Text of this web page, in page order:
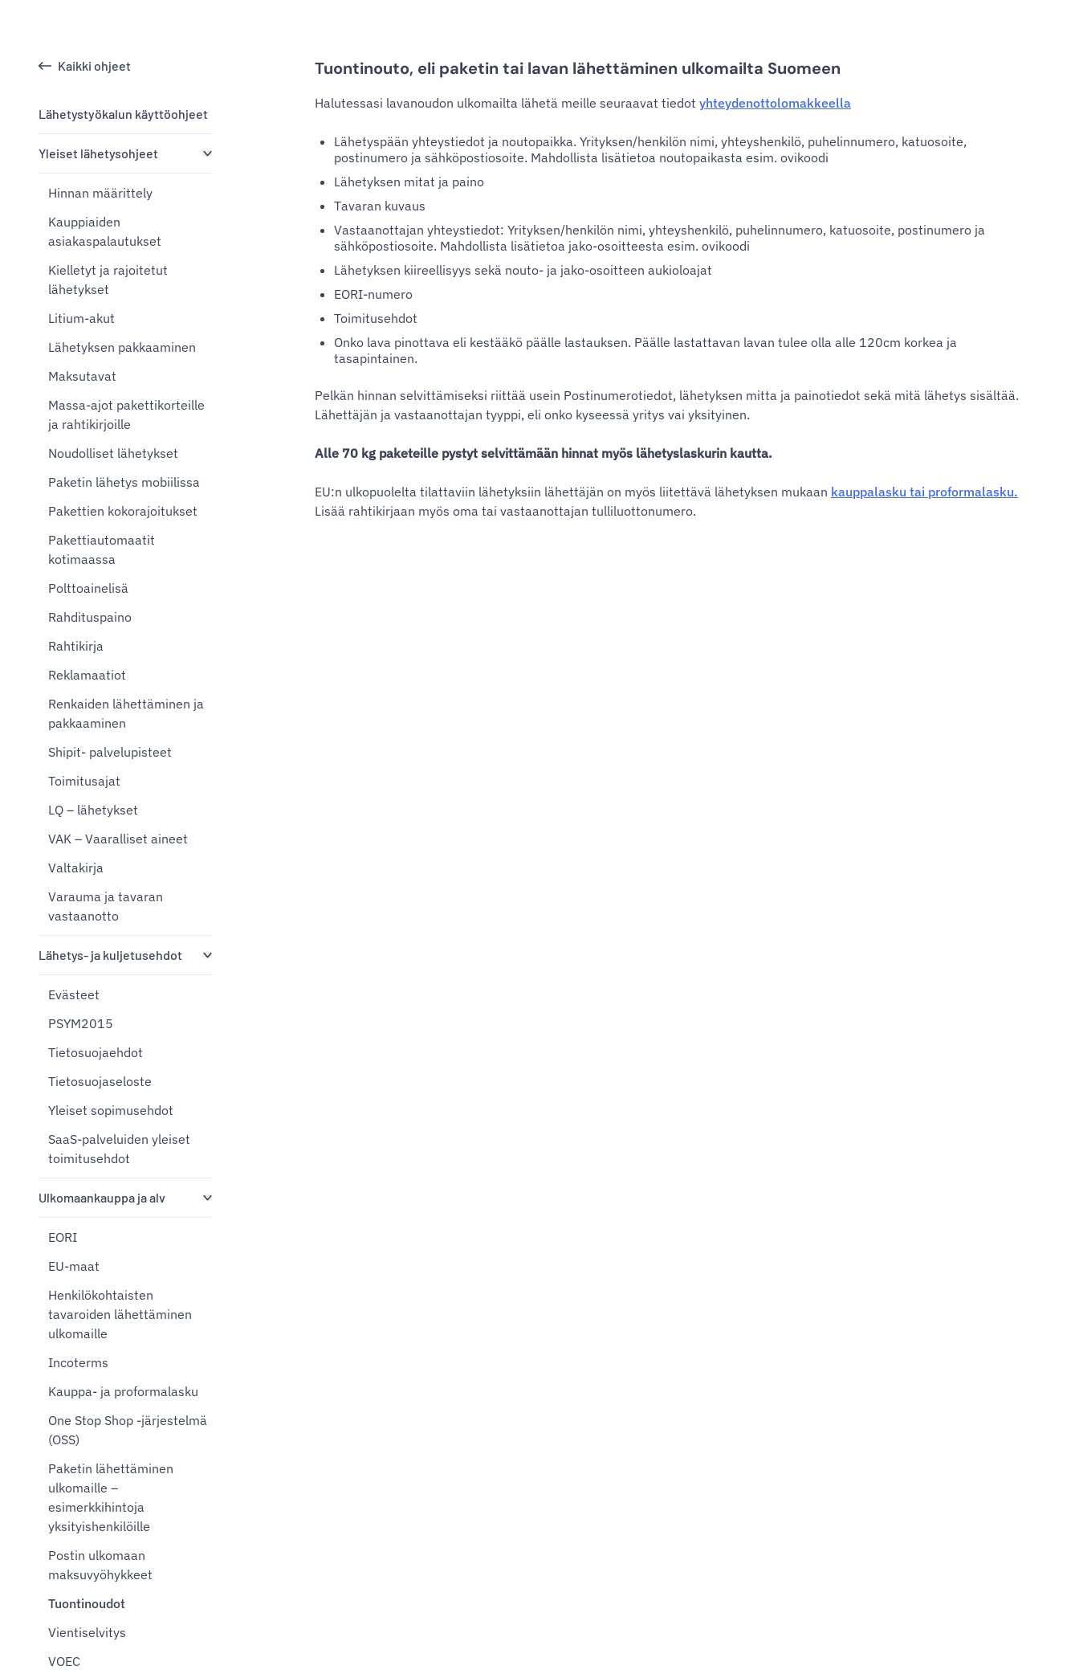
Kaikki ohjeet
Lähetystyökalun käyttöohjeet
Yleiset lähetysohjeet
Hinnan määrittely
Kauppiaiden
asiakaspalautukset
Kielletyt ja rajoitetut
lähetykset
Litium-akut
Lähetyksen pakkaaminen
Maksutavat
Massa-ajot pakettikorteille
ja rahtikirjoille
Noudolliset lähetykset
Paketin lähetys mobiilissa
Pakettien kokorajoitukset
Pakettiautomaatit
kotimaassa
Polttoainelisä
Rahdituspaino
Rahtikirja
Reklamaatiot
Renkaiden lähettäminen ja
pakkaaminen
Shipit- palvelupisteet
Toimitusajat
LQ – lähetykset
VAK – Vaaralliset aineet
Valtakirja
Varauma ja tavaran
vastaanotto
Lähetys- ja kuljetusehdot
Evästeet
PSYM2015
Tietosuojaehdot
Tietosuojaseloste
Yleiset sopimusehdot
SaaS-palveluiden yleiset
toimitusehdot
Ulkomaankauppa ja alv
EORI
EU-maat
Henkilökohtaisten
tavaroiden lähettäminen
ulkomaille
Incoterms
Kauppa- ja proformalasku
One Stop Shop -järjestelmä
(OSS)
Paketin lähettäminen
ulkomaille –
esimerkkihintoja
yksityishenkilöille
Postin ulkomaan
maksuvyöhykkeet
Tuontinoudot
Vientiselvitys
VOEC
Tuontinouto, eli paketin tai lavan lähettäminen ulkomailta Suomeen
Halutessasi lavanoudon ulkomailta lähetä meille seuraavat tiedot yhteydenottolomakkeella
Lähetyspään yhteystiedot ja noutopaikka. Yrityksen/henkilön nimi, yhteyshenkilö, puhelinnumero, katuosoite,
postinumero ja sähköpostiosoite. Mahdollista lisätietoa noutopaikasta esim. ovikoodi
Lähetyksen mitat ja paino
Tavaran kuvaus
Vastaanottajan yhteystiedot: Yrityksen/henkilön nimi, yhteyshenkilö, puhelinnumero, katuosoite, postinumero ja
sähköpostiosoite. Mahdollista lisätietoa jako-osoitteesta esim. ovikoodi
Lähetyksen kiireellisyys sekä nouto- ja jako-osoitteen aukioloajat
EORI-numero
Toimitusehdot
Onko lava pinottava eli kestääkö päälle lastauksen. Päälle lastattavan lavan tulee olla alle 120cm korkea ja
tasapintainen.
Pelkän hinnan selvittämiseksi riittää usein Postinumerotiedot, lähetyksen mitta ja painotiedot sekä mitä lähetys sisältää.
Lähettäjän ja vastaanottajan tyyppi, eli onko kyseessä yritys vai yksityinen.
Alle 70 kg paketeille pystyt selvittämään hinnat myös lähetyslaskurin kautta.
EU:n ulkopuolelta tilattaviin lähetyksiin lähettäjän on myös liitettävä lähetyksen mukaan kauppalasku tai proformalasku.
Lisää rahtikirjaan myös oma tai vastaanottajan tulliluottonumero.